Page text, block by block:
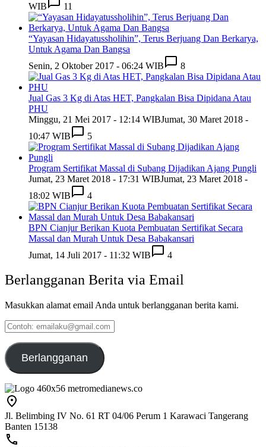
WIB
11
“Yayasan Hidayatussholihin”, Terus Berjuang Dan Berkarya,
Untuk Agama Dan Bangsa
Senin, 2 Oktober 2017 - 06:24 WIB
8
Jual Gas 3 Kg di Atas HET, Pangkalan Bisa Dipidana Atau
PHU
Minggu, 21 Mei 2017 - 12:14 WIBJumat, 30 Maret 2018 -
10:47 WIB
5
Program Sertifikat Massal di Subang Dijadikan Ajang Pungli
Jumat, 23 Maret 2018 - 17:31 WIBJumat, 23 Maret 2018 -
18:02 WIB
4
BPN Cianjur Berikan Kuota Pembuatan Sertifikat Secara
Massal dan Murah Untuk Desa Babakansari
Jumat, 14 Juli 2017 - 11:32 WIB
4
Berlangganan Berita via Email
Masukkan alamat email Anda untuk berlangganan berita kami.
Contoh:
emailaku@gmail.com
Berlangganan
Jl. Belimbing IV No. 61 RT 04/06 Perum 1 Karawaci Tangerang
Banten 15138